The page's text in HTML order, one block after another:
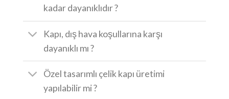
kadar dayanıklıdır ?
Kapı, dış hava koşullarına karşı
dayanıklı mı ?
Özel tasarımlı çelik kapı üretimi
yapılabilir mi ?